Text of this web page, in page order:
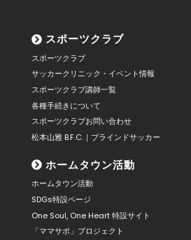
スポーツクラブ
スポーツクラブ
サッカークリニック・イベント情報
スポーツクラブ講師一覧
各種手続きについて
スポーツクラブお問い合わせ
松本山雅 B.F.C.｜ブラインドサッカー
ホームタウン活動
ホームタウン活動
SDGs特設ページ
One Soul, One Heart 特設サイト
「ママサポ」プロジェクト